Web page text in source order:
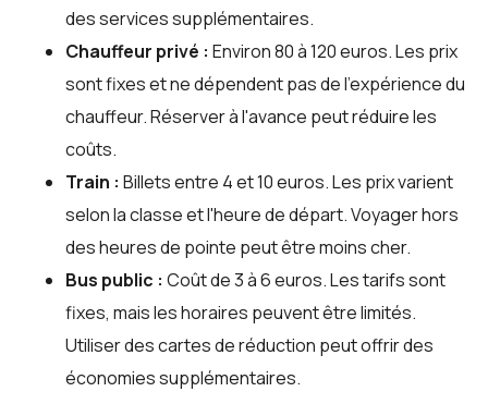
des services supplémentaires.
Chauffeur privé : Environ 80 à 120 euros. Les prix
sont fixes et ne dépendent pas de l'expérience du
chauffeur. Réserver à l'avance peut réduire les
coûts.
Train : Billets entre 4 et 10 euros. Les prix varient
selon la classe et l'heure de départ. Voyager hors
des heures de pointe peut être moins cher.
Bus public : Coût de 3 à 6 euros. Les tarifs sont
fixes, mais les horaires peuvent être limités.
Utiliser des cartes de réduction peut offrir des
économies supplémentaires.